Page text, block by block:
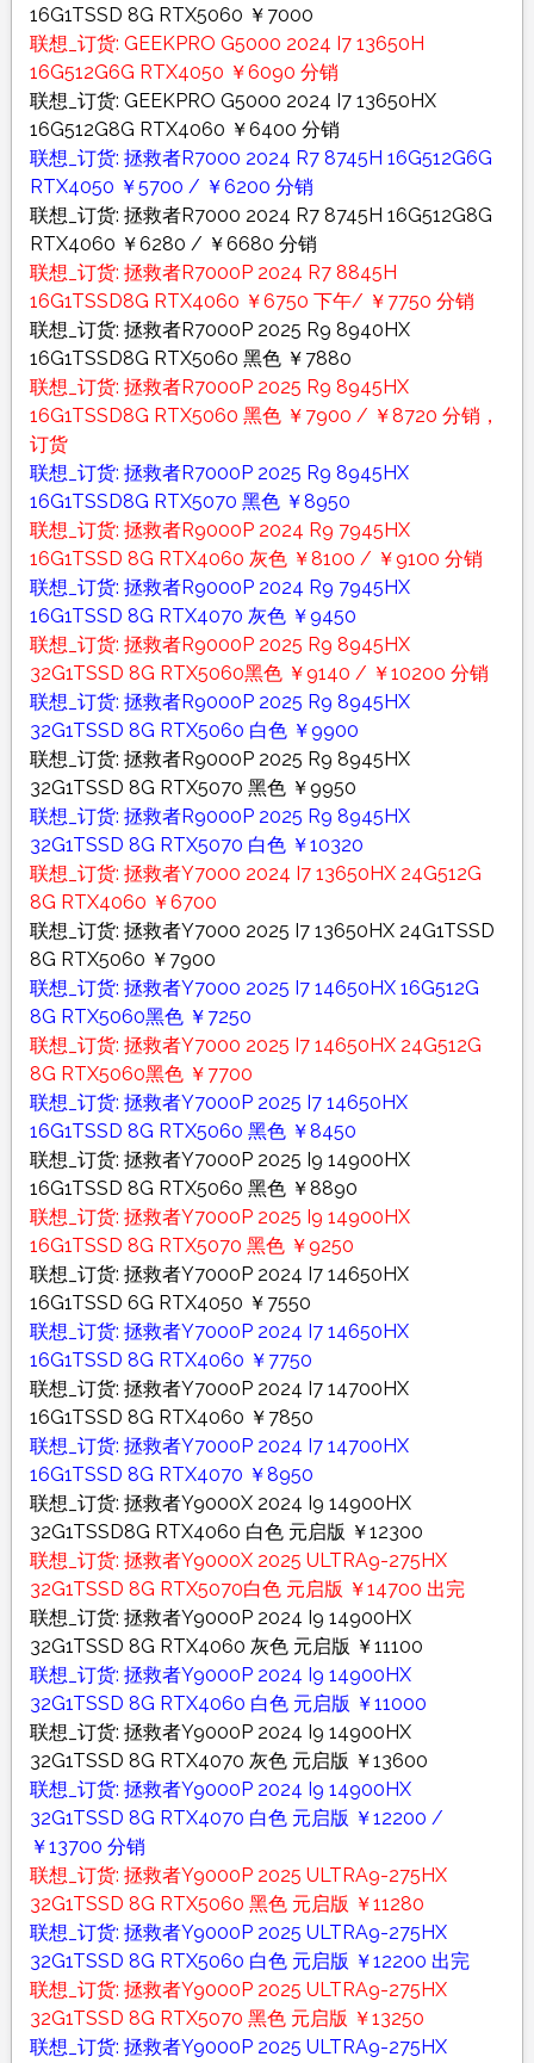
16G1TSSD 8G RTX5060 ￥7000
联想_订货: GEEKPRO G5000 2024 I7 13650H
16G512G6G RTX4050 ￥6090 分销
联想_订货: GEEKPRO G5000 2024 I7 13650HX
16G512G8G RTX4060 ￥6400 分销
联想_订货: 拯救者R7000 2024 R7 8745H 16G512G6G
RTX4050 ￥5700 / ￥6200 分销
联想_订货: 拯救者R7000 2024 R7 8745H 16G512G8G
RTX4060 ￥6280 / ￥6680 分销
联想_订货: 拯救者R7000P 2024 R7 8845H
16G1TSSD8G RTX4060 ￥6750 下午/ ￥7750 分销
联想_订货: 拯救者R7000P 2025 R9 8940HX
16G1TSSD8G RTX5060 黑色 ￥7880
联想_订货: 拯救者R7000P 2025 R9 8945HX
16G1TSSD8G RTX5060 黑色 ￥7900 / ￥8720 分销，
订货
联想_订货: 拯救者R7000P 2025 R9 8945HX
16G1TSSD8G RTX5070 黑色 ￥8950
联想_订货: 拯救者R9000P 2024 R9 7945HX
16G1TSSD 8G RTX4060 灰色 ￥8100 / ￥9100 分销
联想_订货: 拯救者R9000P 2024 R9 7945HX
16G1TSSD 8G RTX4070 灰色 ￥9450
联想_订货: 拯救者R9000P 2025 R9 8945HX
32G1TSSD 8G RTX5060黑色 ￥9140 / ￥10200 分销
联想_订货: 拯救者R9000P 2025 R9 8945HX
32G1TSSD 8G RTX5060 白色 ￥9900
联想_订货: 拯救者R9000P 2025 R9 8945HX
32G1TSSD 8G RTX5070 黑色 ￥9950
联想_订货: 拯救者R9000P 2025 R9 8945HX
32G1TSSD 8G RTX5070 白色 ￥10320
联想_订货: 拯救者Y7000 2024 I7 13650HX 24G512G
8G RTX4060 ￥6700
联想_订货: 拯救者Y7000 2025 I7 13650HX 24G1TSSD
8G RTX5060 ￥7900
联想_订货: 拯救者Y7000 2025 I7 14650HX 16G512G
8G RTX5060黑色 ￥7250
联想_订货: 拯救者Y7000 2025 I7 14650HX 24G512G
8G RTX5060黑色 ￥7700
联想_订货: 拯救者Y7000P 2025 I7 14650HX
16G1TSSD 8G RTX5060 黑色 ￥8450
联想_订货: 拯救者Y7000P 2025 I9 14900HX
16G1TSSD 8G RTX5060 黑色 ￥8890
联想_订货: 拯救者Y7000P 2025 I9 14900HX
16G1TSSD 8G RTX5070 黑色 ￥9250
联想_订货: 拯救者Y7000P 2024 I7 14650HX
16G1TSSD 6G RTX4050 ￥7550
联想_订货: 拯救者Y7000P 2024 I7 14650HX
16G1TSSD 8G RTX4060 ￥7750
联想_订货: 拯救者Y7000P 2024 I7 14700HX
16G1TSSD 8G RTX4060 ￥7850
联想_订货: 拯救者Y7000P 2024 I7 14700HX
16G1TSSD 8G RTX4070 ￥8950
联想_订货: 拯救者Y9000X 2024 I9 14900HX
32G1TSSD8G RTX4060 白色 元启版 ￥12300
联想_订货: 拯救者Y9000X 2025 ULTRA9-275HX
32G1TSSD 8G RTX5070白色 元启版 ￥14700 出完
联想_订货: 拯救者Y9000P 2024 I9 14900HX
32G1TSSD 8G RTX4060 灰色 元启版 ￥11100
联想_订货: 拯救者Y9000P 2024 I9 14900HX
32G1TSSD 8G RTX4060 白色 元启版 ￥11000
联想_订货: 拯救者Y9000P 2024 I9 14900HX
32G1TSSD 8G RTX4070 灰色 元启版 ￥13600
联想_订货: 拯救者Y9000P 2024 I9 14900HX
32G1TSSD 8G RTX4070 白色 元启版 ￥12200 /
￥13700 分销
联想_订货: 拯救者Y9000P 2025 ULTRA9-275HX
32G1TSSD 8G RTX5060 黑色 元启版 ￥11280
联想_订货: 拯救者Y9000P 2025 ULTRA9-275HX
32G1TSSD 8G RTX5060 白色 元启版 ￥12200 出完
联想_订货: 拯救者Y9000P 2025 ULTRA9-275HX
32G1TSSD 8G RTX5070 黑色 元启版 ￥13250
联想_订货: 拯救者Y9000P 2025 ULTRA9-275HX